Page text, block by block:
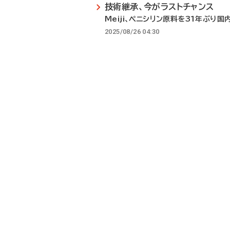
技術継承、今がラストチャンス
Meiji、ペニシリン原料を31年ぶり国
2025/08/26 04:30